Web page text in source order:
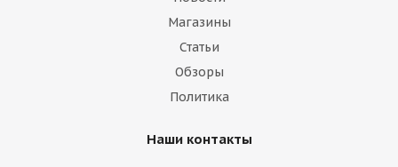
Магазины
Статьи
Обзоры
Политика
Наши контакты